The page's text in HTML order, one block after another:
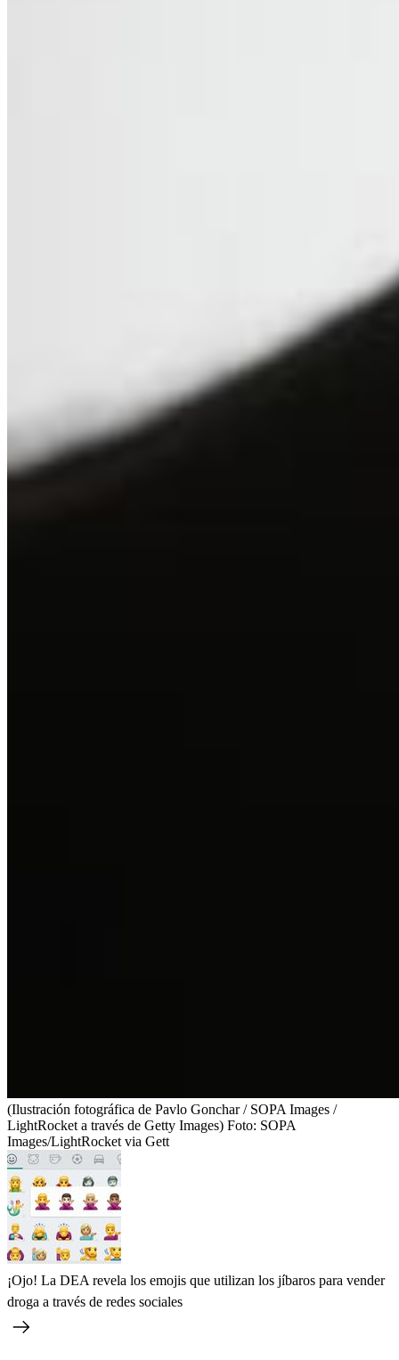
(Ilustración fotográfica de Pavlo Gonchar / SOPA Images /
LightRocket a través de Getty Images) Foto: SOPA
Images/LightRocket via Gett
¡Ojo! La DEA revela los emojis que utilizan los jíbaros para vender
droga a través de redes sociales